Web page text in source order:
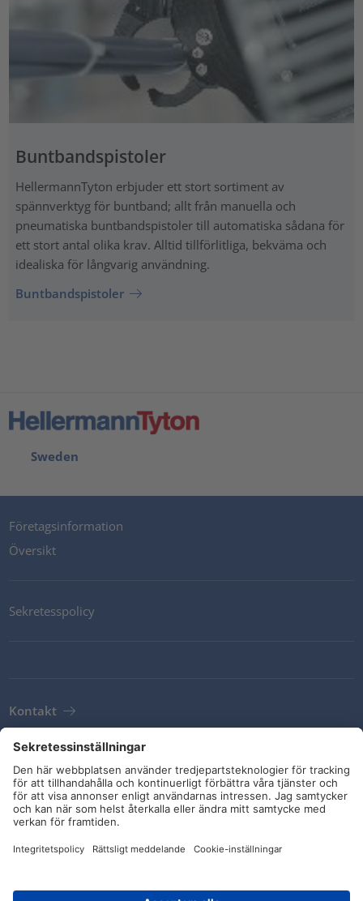
Buntbandspistoler
HellermannTyton erbjuder ett stort sortiment av
spännverktyg för buntband; allt från manuella och
pneumatiska buntbandspistoler till automatiska sådana för
ett stort antal olika krav. Alltid tillförlitliga, bekväma och
idealiska för långvarig användning.
Buntbandspistoler
Sweden
Företagsinformation
Översikt
Sekretesspolicy
Kontakt
Leveransvillkor
Riktlinjer och åtaganden
Sociala medier